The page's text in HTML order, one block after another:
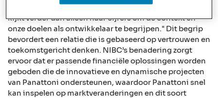
Niels benadrukt de aard van hun samenwerking: "NIBC
kijkt verder dan alleen naar cijfers om de context en
onze doelen als ontwikkelaar te begrijpen." Dit begrip
bevordert een relatie die is gebaseerd op vertrouwen en
toekomstgericht denken. NIBC’s benadering zorgt
ervoor dat er passende financiële oplossingen worden
geboden die de innovatieve en dynamische projecten
van Panattoni ondersteunen, waardoor Panattoni snel
kan inspelen op marktveranderingen en dit soort